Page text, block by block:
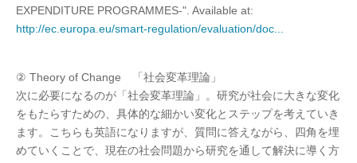
EXPENDITURE PROGRAMMES-". Available at:
http://ec.europa.eu/smart-regulation/evaluation/doc...
② Theory of Change 「社会変革理論」
次に必要になるのが「社会変革理論」。研究が社会に大きな変化
をもたらすための、具体的な細かい変化とステップを考えていき
ます。こちらも英語になりますが、質問に答えながら、四角を埋
めていくことで、現在の社会問題から研究を通して解決に導く方